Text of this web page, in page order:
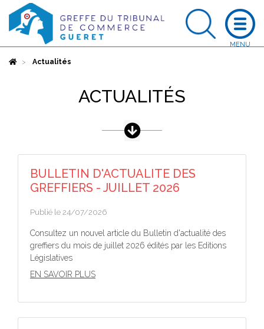
AccueilActualités
ACTUALITÉS
BULLETIN D'ACTUALITE DES
GREFFIERS - JUILLET 2026
Publié le 24/07/2026
Consultez un nouvel article du Bulletin d'actualité des
greffiers du mois de juillet 2026 édités par les Editions
Législatives
EN SAVOIR PLUS